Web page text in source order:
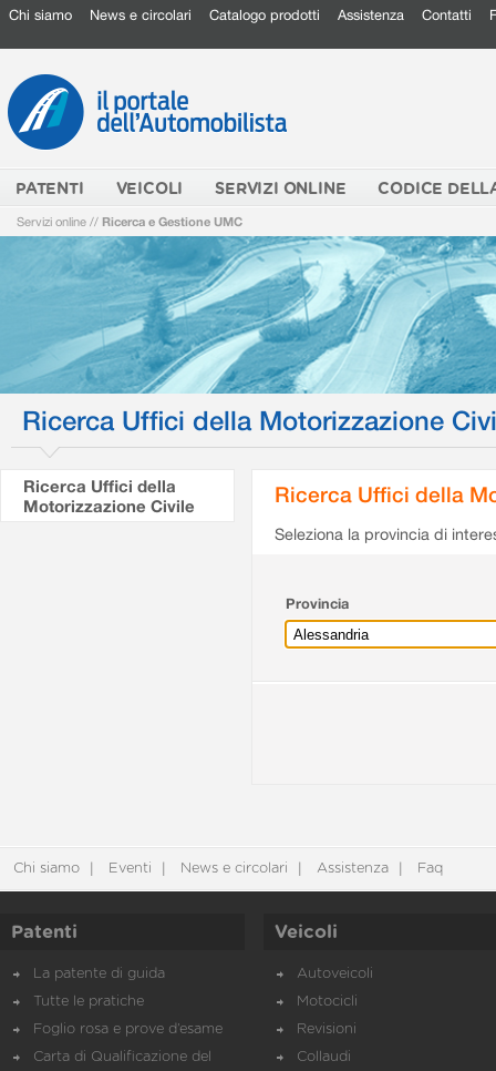
Chi siamo News e circolari Catalogo prodotti Assistenza Contatti
PATENTI VEICOLI SERVIZI ONLINE CODICE
Servizi online // Ricerca e Gestione UMC
Ricerca Uffici della Motorizzazione
Ricerca Uffici della
Motorizzazione Civile
Ricerca Uffici della
Seleziona la provincia di
Provincia
Chi siamo Eventi News e circolari Assistenza Faq
Patenti
La patente di guida
Tutte le pratiche
Foglio rosa e prove d’esame
Carta di Qualificazione del
Veicoli
Autoveicoli
Motocicli
Revisioni
Collaudi